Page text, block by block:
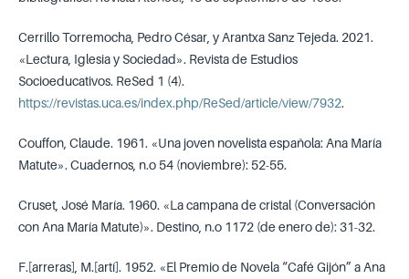
Cerrillo Torremocha, Pedro César, y Arantxa Sanz Tejeda. 2021.
«Lectura, Iglesia y Sociedad». Revista de Estudios
Socioeducativos. ReSed 1 (4).
https://revistas.uca.es/index.php/ReSed/article/view/7932.
Couffon, Claude. 1961. «Una joven novelista española: Ana María
Matute». Cuadernos, n.o 54 (noviembre): 52-55.
Cruset, José María. 1960. «La campana de cristal (Conversación
con Ana María Matute)». Destino, n.o 1172 (de enero de): 31-32.
F.[arreras], M.[artí]. 1952. «El Premio de Novela “Café Gijón” a Ana